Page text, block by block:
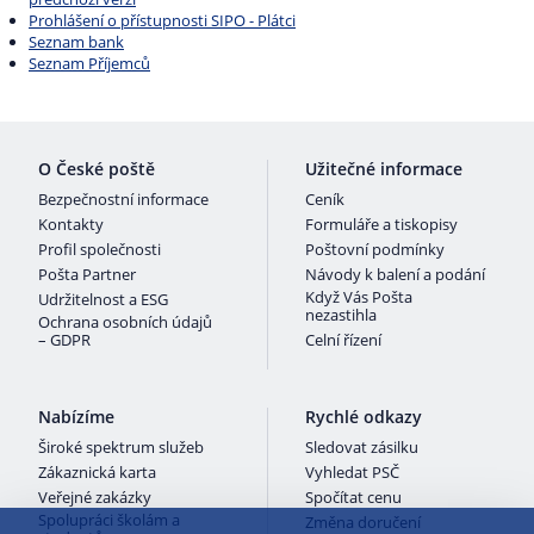
Prohlášení o přístupnosti SIPO - Plátci
Seznam bank
Seznam Příjemců
O České poště
Bezpečnostní informace
Kontakty
Profil společnosti
Pošta Partner
Udržitelnost a ESG
Ochrana osobních údajů
– GDPR
Užitečné informace
Ceník
Formuláře a tiskopisy
Poštovní podmínky
Návody k balení a podání
Když Vás Pošta
nezastihla
Celní řízení
Nabízíme
Široké spektrum služeb
Zákaznická karta
Veřejné zakázky
Spolupráci školám a
Rychlé odkazy
Sledovat zásilku
Vyhledat PSČ
Spočítat cenu
Změna doručení